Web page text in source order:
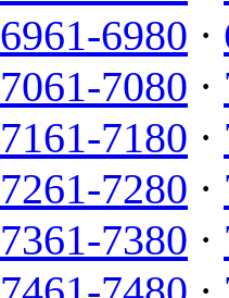
6961-6980 ·
7061-7080 ·
7161-7180 ·
7261-7280 ·
7361-7380 ·